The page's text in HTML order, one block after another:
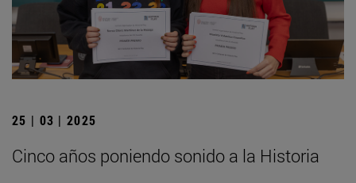
25 | 03 | 2025
Cinco años poniendo sonido a la Historia